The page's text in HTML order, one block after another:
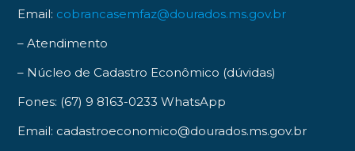
Email: cobrancasemfaz@dourados.ms.gov.br
– Atendimento
– Núcleo de Cadastro Econômico (dúvidas)
Fones: (67) 9 8163-0233 WhatsApp
Email: cadastroeconomico@dourados.ms.gov.br